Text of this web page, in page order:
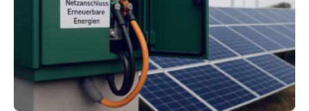
von drei Jahren und ein Gesamtvolumen von rund 2,9
Millionen Euro, wovon 2,6 Millionen Euro durch das
Ministerium für Umwelt, Klima und…